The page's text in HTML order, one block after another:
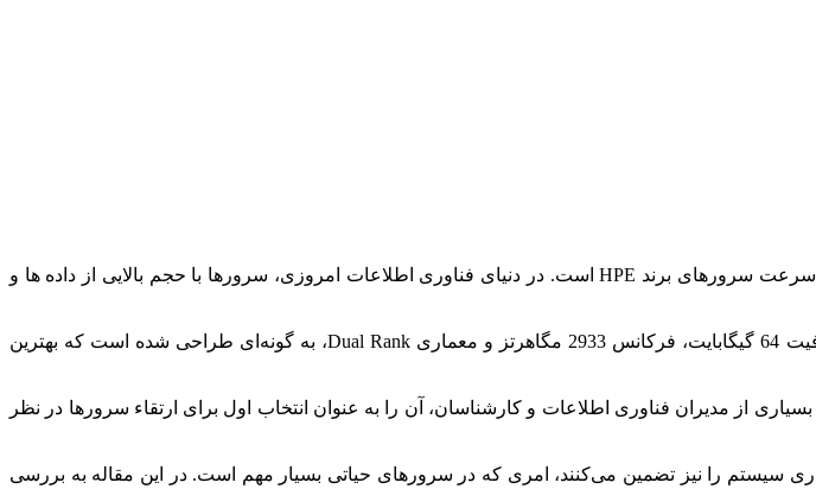
یکی از قطعات کلیدی و حیاتی برای افزایش کارایی و سرعت سرورهای برند HPE است. در دنیای فناوری اطلاعات امروزی، سرورها با حجم بالایی از داده ها و
پردازش های سنگین مواجه هستند که نیازمند سخت‌ افزاری قدرتمند و پایدار می‌باشد. این رم با ظرفیت 64 گیگابایت، فرکانس 2933 مگاهرتز و معماری Dual Rank، به گونه‌ای طراحی شده است که بهترین
از مدیران فناوری اطلاعات و کارشناسان، آن را به عنوان انتخاب اول برای ارتقاء سرورها در نظر
سیستم را نیز تضمین می‌کنند، امری که در سرورهای حیاتی بسیار مهم است. در این مقاله به بررسی